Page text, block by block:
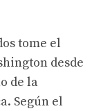
tome el
desde
de la
Según el